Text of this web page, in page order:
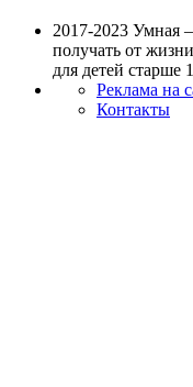
2017-2023 Умная
получать от
для детей старше
Реклама на
Контакты